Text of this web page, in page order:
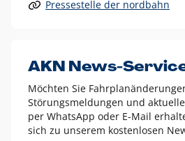
Alle anderen Logo-Varianten dürfen
Diese Ausnahmen sind zum Beispiel:
dem AKN Blau,
weißes Logo auf
schwarzes Logo für reine
Pressestelle der nordbahn
AKN News-
Möchten Sie
Störungsmeldungen und
per WhatsApp oder E-Mail
sich zu unserem kostenlosen